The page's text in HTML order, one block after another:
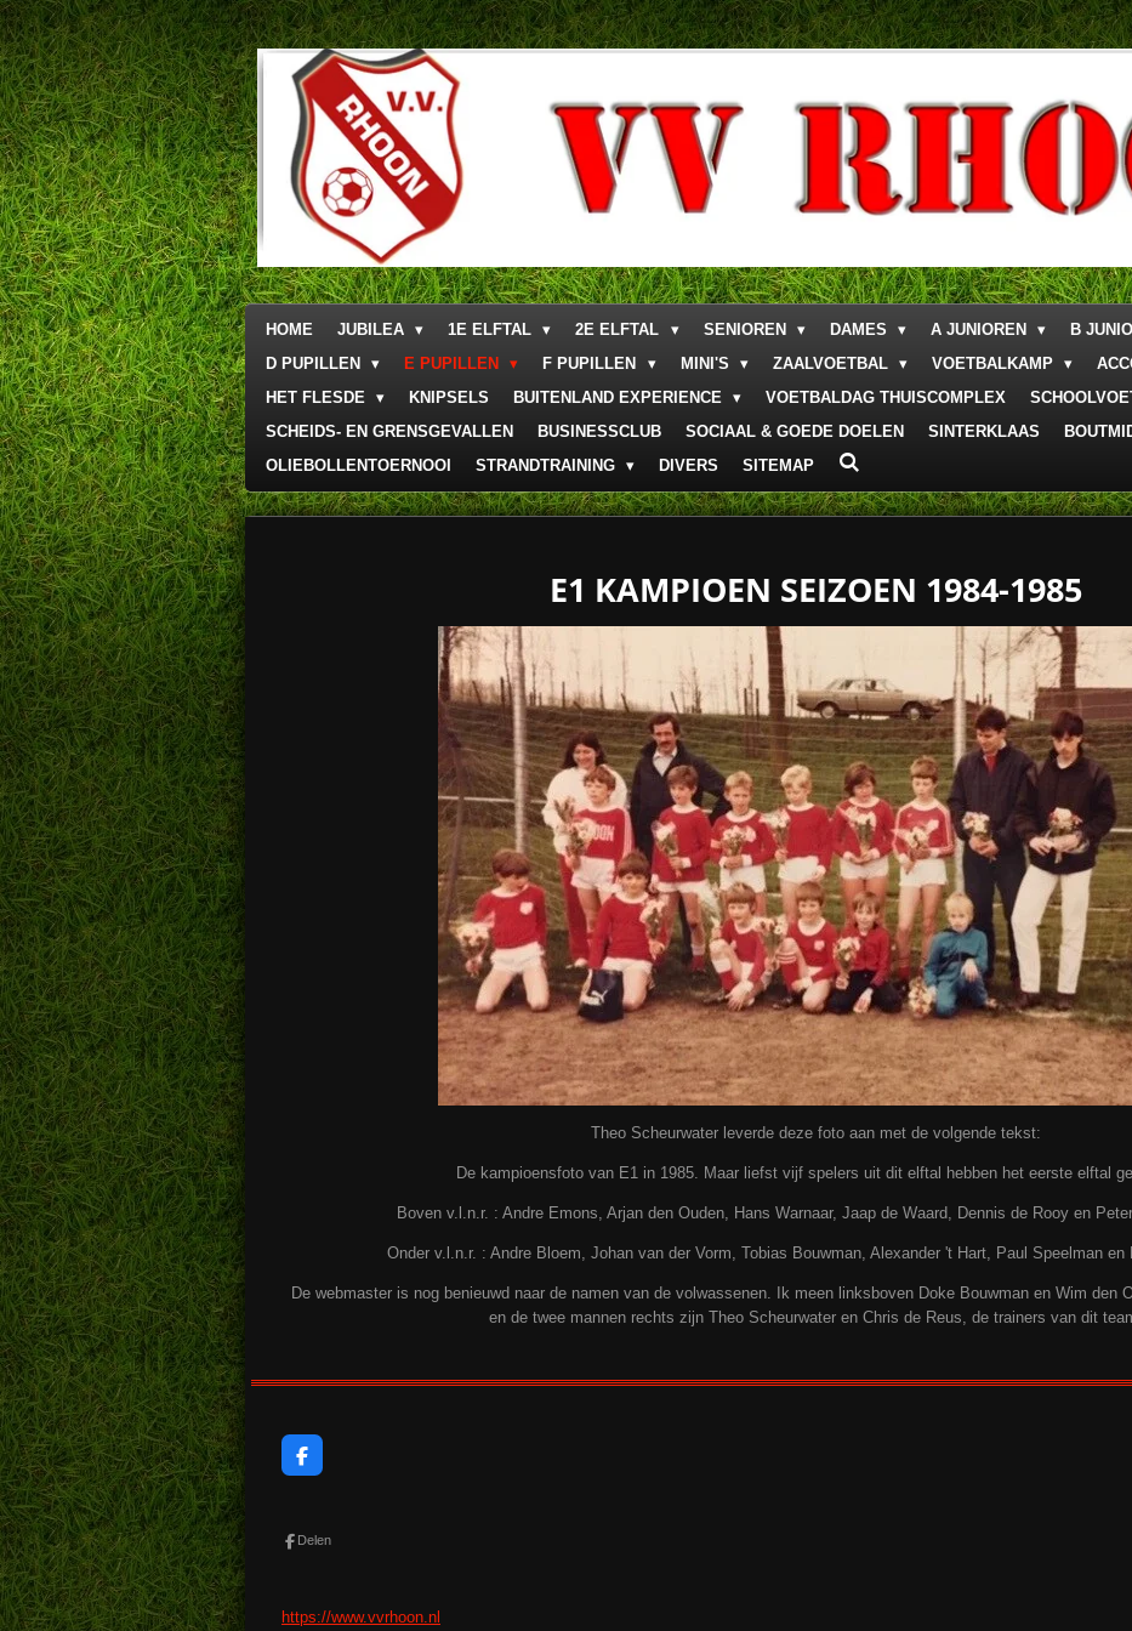
Ga
direct
naar
de
hoofdinhoud
HOME JUBILEA 1E ELFTAL 2E ELFTAL SENIOREN DAMES A JUNIOREN B
D PUPILLEN
E PUPILLEN F PUPILLEN MINI'S ZAALVOETBAL VOETBALKAMP
HET FLESDE
KNIPSELS BUITENLAND EXPERIENCE VOETBALDAG THUISCOMPLEX
SCHEIDS- EN GRENSGEVALLEN
BUSINESSCLUB SOCIAAL & GOEDE DOELEN SINTERKLAAS
OLIEBOLLENTOERNOOI
STRANDTRAINING DIVERS SITEMAP
E1 KAMPIOEN SEIZOEN 1984-1985
Theo Scheurwater leverde deze foto aan met de volgende tekst:
De kampioensfoto van E1 in 1985. Maar liefst vijf spelers uit dit elftal hebben het eerste elftal
Boven v.l.n.r. : Andre Emons, Arjan den Ouden, Hans Warnaar, Jaap de Waard, Dennis de Rooy en
Onder v.l.n.r. : Andre Bloem, Johan van der Vorm, Tobias Bouwman, Alexander 't Hart, Paul Speelman en
De webmaster is nog benieuwd naar de namen van de volwassenen. Ik meen linksboven Doke Bouwman en Wim den
en de twee mannen rechts zijn Theo Scheurwater en Chris de Reus, de trainers van dit
F
a
b
Delen
https://www.vvrhoon.nl